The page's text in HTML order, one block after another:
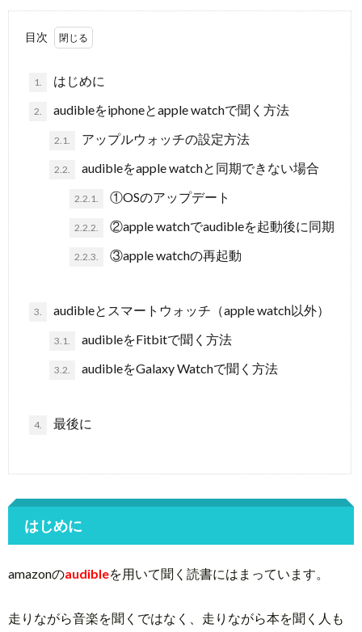
目次
1. はじめに
2. audibleをiphoneとapple watchで聞く方法
2.1. アップルウォッチの設定方法
2.2. audibleをapple watchと同期できない場合
2.2.1. ①OSのアップデート
2.2.2. ②apple watchでaudibleを起動後に同期
2.2.3. ③apple watchの再起動
3. audibleとスマートウォッチ（apple watch以外）
3.1. audibleをFitbitで聞く方法
3.2. audibleをGalaxy Watchで聞く方法
4. 最後に
はじめに
amazonのaudibleを用いて聞く読書にはまっています。
走りながら音楽を聞くではなく、走りながら本を聞く人も